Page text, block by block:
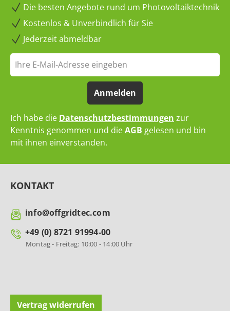
Die besten Angebote rund um Photovoltaiktechnik
Kostenlos & Unverbindlich für Sie
Jederzeit abmeldbar
Anmelden
Ich habe die Datenschutzbestimmungen zur
Kenntnis genommen und dieAGB gelesen und bin
mit ihnen einverstanden.
KONTAKT
info@offgridtec.com
+49 (0) 8721 91994-00
Montag - Freitag: 10:00 - 14:00 Uhr
Vertrag widerrufen